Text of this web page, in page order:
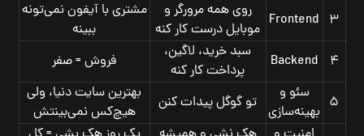
۳ Frontend
روی همه مرورگر و
موبایل درست کار کنه
مشتری با آیفون نمی‌تونه
ببینه
۴
Backend
سبد خرید، لاگین،
پرداخت کار کنه
فروش = صفر
۵
سئو و
بهینه‌سازی تو گوگل پیدات کنن
بهترین سایت دنیا، ولی
هیچ‌کس نمی‌بینتش